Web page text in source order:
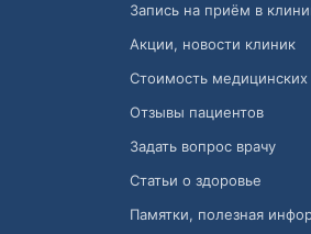
Запись на приём в
Акции, новости клиник
Стоимость медицинских
Отзывы пациентов
Задать вопрос врачу
Статьи о здоровье
Памятки, полезная